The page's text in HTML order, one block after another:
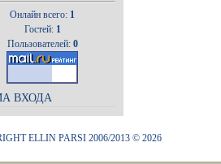
Онлайн всего: 1
Гостей: 1
Пользователей: 0
ВХОДА
ELLIN PARSI 2006/2013 © 2026